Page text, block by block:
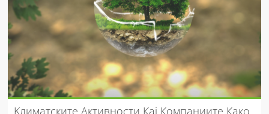
Kлиматските Активности Кај Компаниите Како